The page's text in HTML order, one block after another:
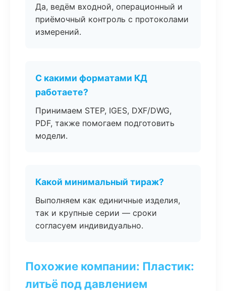
Да, ведём входной, операционный и
приёмочный контроль с протоколами
измерений.
С какими форматами КД
работаете?
Принимаем STEP, IGES, DXF/DWG,
PDF, также помогаем подготовить
модели.
Какой минимальный тираж?
Выполняем как единичные изделия,
так и крупные серии — сроки
согласуем индивидуально.
Похожие компании: Пластик:
литьё под давлением